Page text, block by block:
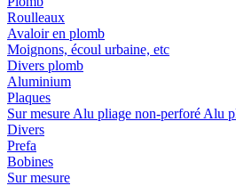
Roulleaux
Avaloir en plomb
Moignons, écoul urbaine, etc
Divers plomb
Aluminium
Plaques
Sur mesure Alu pliage non-perforé Alu
Divers
Prefa
Bobines
Sur mesure